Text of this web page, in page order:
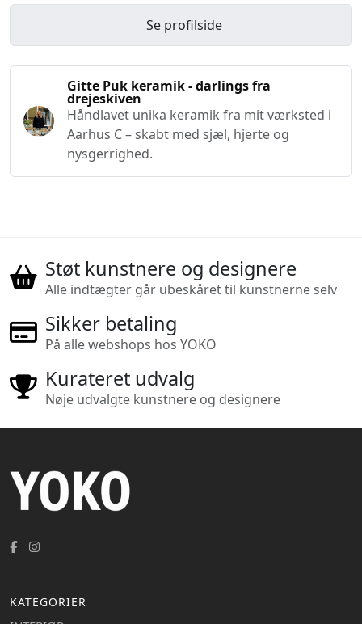
Se profilside
Gitte Puk keramik - darlings fra
drejeskiven
Håndlavet unika keramik fra mit værksted i
Aarhus C – skabt med sjæl, hjerte og
nysgerrighed.
Støt kunstnere og designere
Alle indtægter går ubeskåret til kunstnerne selv
Sikker betaling
På alle webshops hos YOKO
Kurateret udvalg
Nøje udvalgte kunstnere og designere
KATEGORIER